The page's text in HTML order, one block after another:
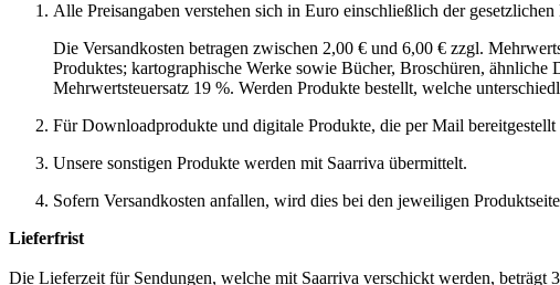
Alle Preisangaben verstehen sich in Euro einschließlich der
Die Versandkosten betragen zwischen 2,00 € und 6,00 € zzgl.
Produktes; kartographische Werke sowie Bücher, Broschüren,
Mehrwertsteuersatz 19 %. Werden Produkte bestellt, welche
Für Downloadprodukte und digitale Produkte, die per Mail
Unsere sonstigen Produkte werden mit Saarriva übermittelt.
Sofern Versandkosten anfallen, wird dies bei den jeweiligen
Lieferfrist
Die Lieferzeit für Sendungen, welche mit Saarriva verschickt werden, beträgt